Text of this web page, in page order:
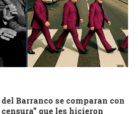
Barranco se comparan con
que les hicieron